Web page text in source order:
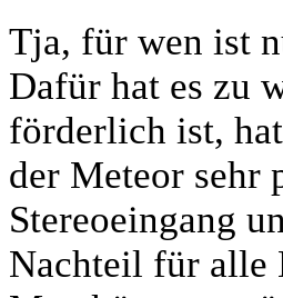
Tja, für wen ist
Dafür hat es zu
förderlich ist,
der Meteor sehr
Stereoeingang
Nachteil für alle